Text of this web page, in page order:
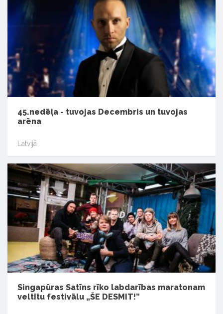
45.nedēļa - tuvojas Decembris un tuvojas
arēna
Latvijā
Singapūras Satīns rīko labdarības maratonam
veltītu festivālu „ŠE DESMIT!”